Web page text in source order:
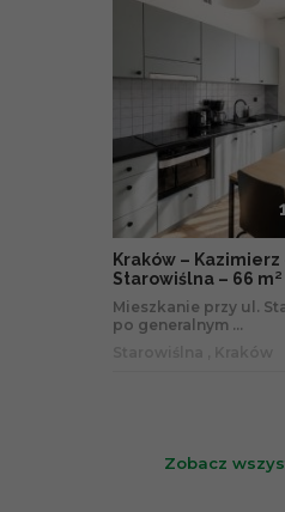
Kraków – Kazimierz
Starowiślna – 66 m²
Mieszkanie przy ul.
po generalnym ...
Zobacz